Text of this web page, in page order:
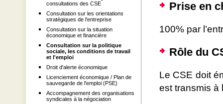
consultations des CSE
Consultation sur les orientations
stratégiques de l'entreprise
Consultation sur la situation
économique et financière
Consultation sur la politique
sociale, les conditions de travail
et l'emploi
Droit d'alerte économique
Licenciement économique / Plan de
sauvegarde de l'emploi (PSE)
Accompagnement des organisations
syndicales à la négociation
Prise en
100% par
Rôle du
Le CSE doit
est transmis à